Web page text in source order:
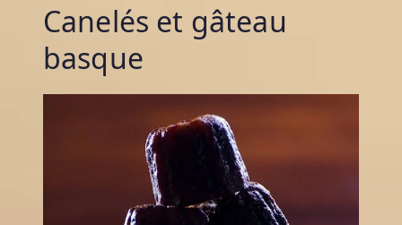
Canelés et gâteau
basque